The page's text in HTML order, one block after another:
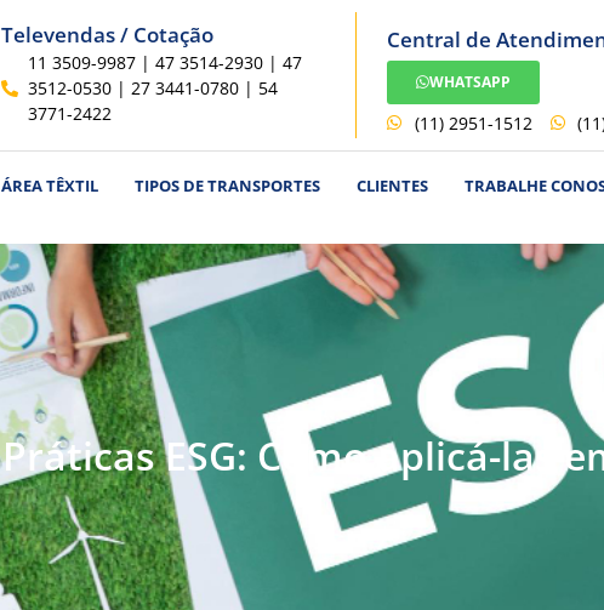
Televendas / Cotação
11 3509-9987 | 47 3514-2930 | 47
3512-0530 | 27 3441-0780 | 54
3771-2422
Central de
WHATSAPP
(11) 2951-1512
ÁREA TÊXTIL TIPOS DE TRANSPORTES CLIENTES TRABALHE
Práticas ESG: Como aplicá-las